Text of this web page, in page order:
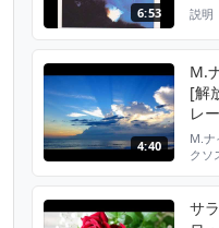
6:53
説明
4:40
M.
[解
レ
M.
クソ
ッ
ス
サ